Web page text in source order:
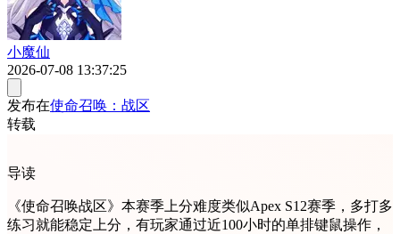
小魔仙
2026-07-08 13:37:25
发布在使命召唤：战区
转载
导读
《使命召唤战区》本赛季上分难度类似Apex S12赛季，多打多
练习就能稳定上分，有玩家通过近100小时的单排键鼠操作，